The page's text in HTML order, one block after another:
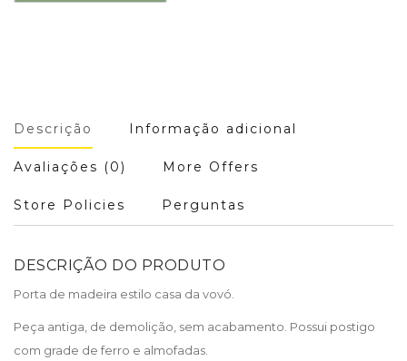
Descrição Informação adicional
Avaliações (0) More Offers
Store Policies Perguntas
DESCRIÇÃO DO PRODUTO
Porta de madeira estilo casa da vovó.
Peça antiga, de demolição, sem acabamento. Possui postigo
com grade de ferro e almofadas.